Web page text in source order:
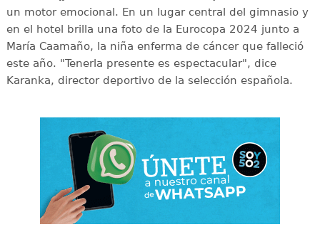
un motor emocional. En un lugar central del gimnasio y
en el hotel brilla una foto de la Eurocopa 2024 junto a
María Caamaño, la niña enferma de cáncer que falleció
este año. "Tenerla presente es espectacular", dice
Karanka, director deportivo de la selección española.